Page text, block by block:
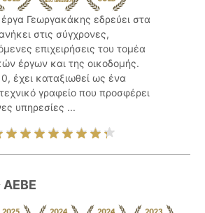
Γεωργακάκης εδρεύει στα
στις σύγχρονες,
επιχειρήσεις του τομέα
έργων και της οικοδομής.
έχει καταξιωθεί ως ένα
γραφείο που προσφέρει
υπηρεσίες ...
ΑΕΒΕ